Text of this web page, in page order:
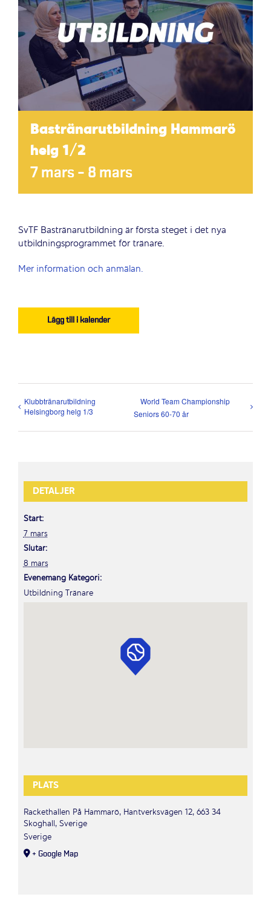
Bastränarutbildning Hammarö
helg 1/2
7 mars – 8 mars
SvTF Bastränarutbildning är första steget i det nya
utbildningsprogrammet för tränare.
Mer information och anmälan.
Lägg till i kalender
Klubbtränarutbildning
Helsingborg helg 1/3
World Team Championship
Seniors 60-70 år
DETALJER
Start:
7 mars
Slutar:
8 mars
Evenemang Kategori:
Utbildning Tränare
PLATS
Rackethallen På Hammarö, Hantverksvägen 12, 663 34
Skoghall, Sverige
Sverige
+ Google Map